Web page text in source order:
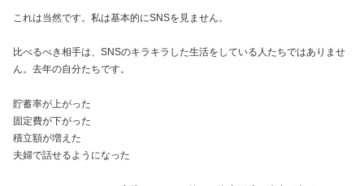
これは当然です。私は基本的にSNSを見ません。
比べるべき相手は、SNSのキラキラした生活をしている人たちではありませ
ん。去年の自分たちです。
貯蓄率が上がった
固定費が下がった
積立額が増えた
夫婦で話せるようになった